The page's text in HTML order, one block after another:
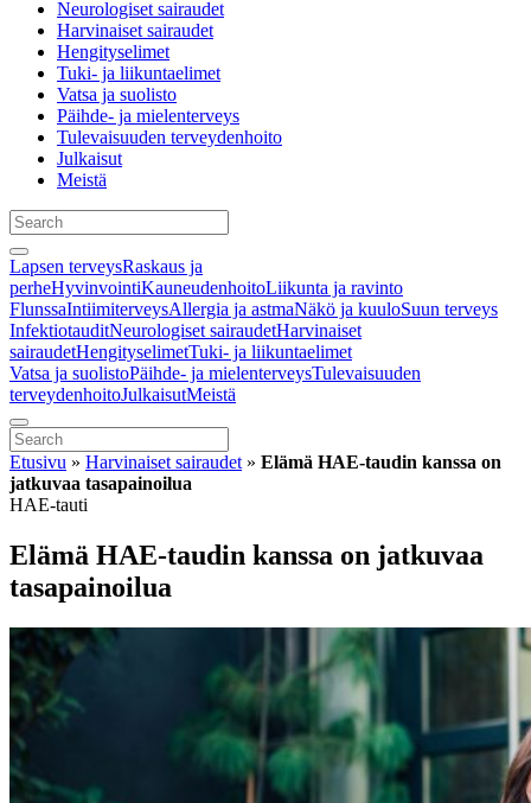
Neurologiset sairaudet
Harvinaiset sairaudet
Hengityselimet
Tuki- ja liikuntaelimet
Vatsa ja suolisto
Päihde- ja mielenterveys
Tulevaisuuden terveydenhoito
Julkaisut
Meistä
Lapsen terveysRaskaus ja
perheHyvinvointiKauneudenhoitoLiikunta ja ravinto
FlunssaIntiimiterveysAllergia ja astmaNäkö ja kuuloSuun terveys
InfektiotauditNeurologiset sairaudetHarvinaiset
sairaudetHengityselimetTuki- ja liikuntaelimet
Vatsa ja suolistoPäihde- ja mielenterveysTulevaisuuden
terveydenhoitoJulkaisutMeistä
Etusivu » Harvinaiset sairaudet » Elämä HAE-taudin kanssa on
jatkuvaa tasapainoilua
HAE-tauti
Elämä HAE-taudin kanssa on jatkuvaa
tasapainoilua